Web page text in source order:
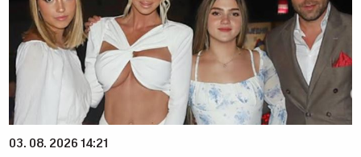
03. 08. 2026 14:21